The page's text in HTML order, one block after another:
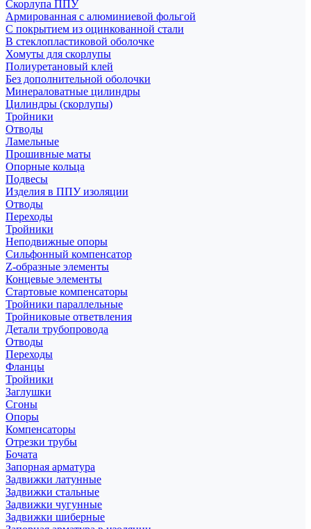
Скорлупа ППУ
Армированная с алюминиевой фольгой
С покрытием из оцинкованной стали
В стеклопластиковой оболочке
Хомуты для скорлупы
Полиуретановый клей
Без дополнительной оболочки
Минераловатные цилиндры
Цилиндры (скорлупы)
Тройники
Отводы
Ламельные
Прошивные маты
Опорные кольца
Подвесы
Изделия в ППУ изоляции
Отводы
Переходы
Тройники
Неподвижные опоры
Cильфонный компенсатор
Z-образные элементы
Концевые элементы
Стартовые компенсаторы
Тройники параллельные
Тройниковые ответвления
Детали трубопровода
Отводы
Переходы
Фланцы
Тройники
Заглушки
Сгоны
Опоры
Компенсаторы
Отрезки трубы
Бочата
Запорная арматура
Задвижки латунные
Задвижки стальные
Задвижки чугунные
Задвижки шиберные